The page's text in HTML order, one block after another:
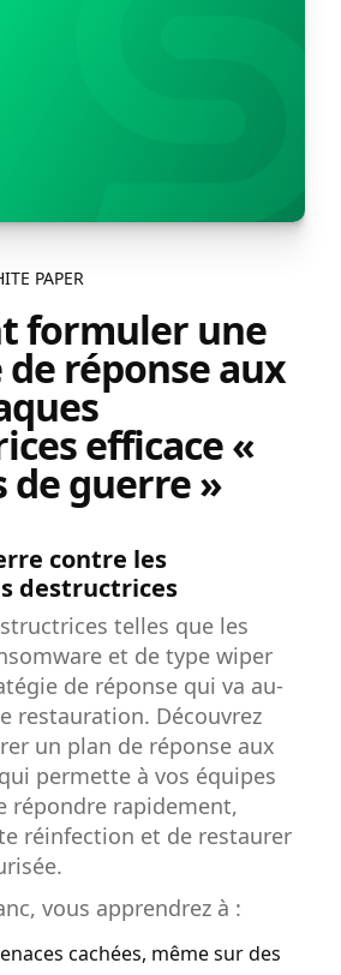
PAPER
formuler une
réponse aux
efficace «
de guerre »
contre les
destructrices
telles que les
et de type wiper
de réponse qui va au-
restauration. Découvrez
un plan de réponse aux
permette à vos équipes
répondre rapidement,
réinfection et de restaurer
vous apprendrez à :
cachées, même sur des